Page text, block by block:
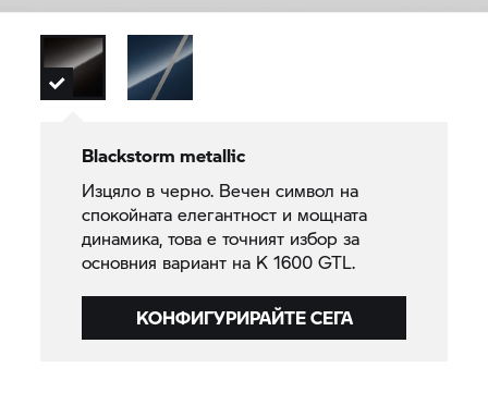
Blackstorm metallic
Изцяло в черно. Вечен символ на
спокойната елегантност и мощната
динамика, това е точният избор за
основния вариант на K 1600 GTL.
КОНФИГУРИРАЙТЕ СЕГА